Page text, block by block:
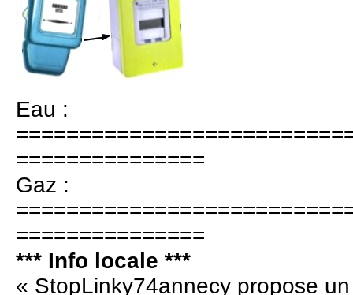
Eau :
===============
Gaz :
===============
*** Info locale ***
« StopLinky74annecy propose